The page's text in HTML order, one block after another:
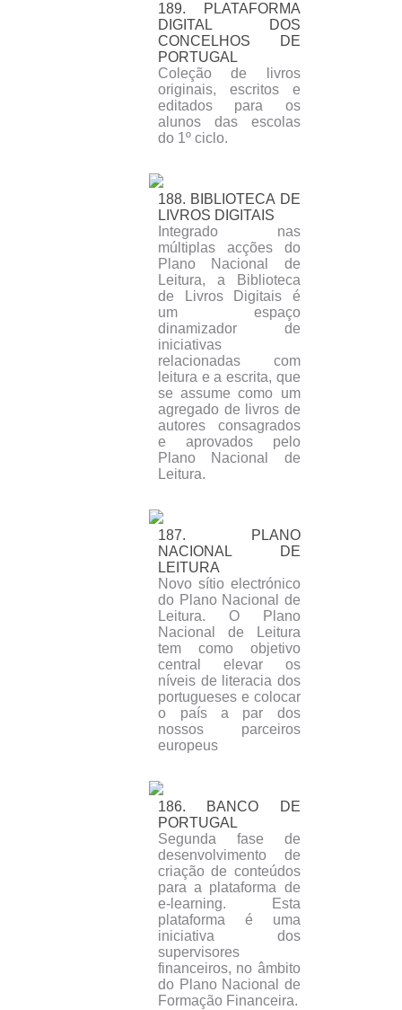
189. PLATAFORMA
DIGITAL DOS
CONCELHOS DE
PORTUGAL
Coleção de livros
originais, escritos e
editados para os
alunos das escolas
do 1º ciclo.
188. BIBLIOTECA DE
LIVROS DIGITAIS
Integrado nas
múltiplas acções do
Plano Nacional de
Leitura, a Biblioteca
de Livros Digitais é
um espaço
dinamizador de
iniciativas
relacionadas com
leitura e a escrita, que
se assume como um
agregado de livros de
autores consagrados
e aprovados pelo
Plano Nacional de
Leitura.
187. PLANO
NACIONAL DE
LEITURA
Novo sítio electrónico
do Plano Nacional de
Leitura. O Plano
Nacional de Leitura
tem como objetivo
central elevar os
níveis de literacia dos
portugueses e colocar
o país a par dos
nossos parceiros
europeus
186. BANCO DE
PORTUGAL
Segunda fase de
desenvolvimento de
criação de conteúdos
para a plataforma de
e-learning. Esta
plataforma é uma
iniciativa dos
supervisores
financeiros, no âmbito
do Plano Nacional de
Formação Financeira.